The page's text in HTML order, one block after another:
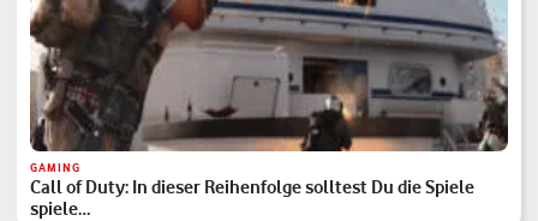
GAMING
Call of Duty: In dieser Reihenfolge solltest Du die Spiele
spiele…